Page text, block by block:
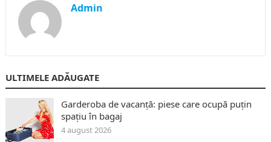
Admin
ULTIMELE ADĂUGATE
Garderoba de vacanță: piese care ocupă puțin
spațiu în bagaj
4 august 2026